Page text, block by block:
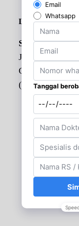
Lokasi Rumah
Sari Asih
Jl. HOS
Ciledug, Kota
(021) 7333430